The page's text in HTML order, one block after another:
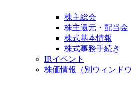
株主総会
株主還元・配当金
株式基本情報
株式事務手続き
IRイベント
株価情報
（別ウィンド